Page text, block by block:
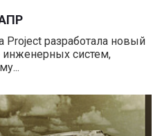
Project разработала новый
систем,